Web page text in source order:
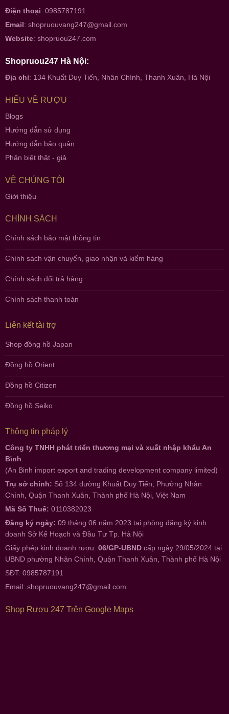
Điện thoại: 0985787191
Email: shopruouvang247@gmail.com
Website: shopruou247.com
Shopruou247 Hà Nội:
Địa chỉ: 134 Khuất Duy Tiến, Nhân Chính, Thanh Xuân, Hà Nội
HIỂU VỀ RƯỢU
Blogs
Hướng dẫn sử dụng
Hướng dẫn bảo quản
Phân biệt thật - giả
VỀ CHÚNG TÔI
Giới thiệu
CHÍNH SÁCH
Chính sách bảo mật thông tin
Chính sách vận chuyển, giao nhận và kiểm hàng
Chính sách đổi trả hàng
Chính sách thanh toán
Liên kết tài trợ
Shop đồng hồ Japan
Đồng hồ Orient
Đồng hồ Citizen
Đồng hồ Seiko
Thông tin pháp lý
Công ty TNHH phát triển thương mại và xuất nhập khẩu An
Bình
(An Binh import export and trading development company limited)
Trụ sở chính: Số 134 đường Khuất Duy Tiến, Phường Nhân
Chính, Quận Thanh Xuân, Thành phố Hà Nội, Việt Nam
Mã Số Thuế: 0110382023
Đăng ký ngày: 09 tháng 06 năm 2023 tại phòng đăng ký kinh
doanh Sở Kế Hoạch và Đầu Tư Tp. Hà Nội
Giấy phép kinh doanh rượu: 06/GP-UBND cấp ngày 29/05/2024 tại
UBND phường Nhân Chính, Quận Thanh Xuân, Thành phố Hà Nội
SĐT: 0985787191
Email: shopruouvang247@gmail.com
Shop Rượu 247 Trên Google Maps